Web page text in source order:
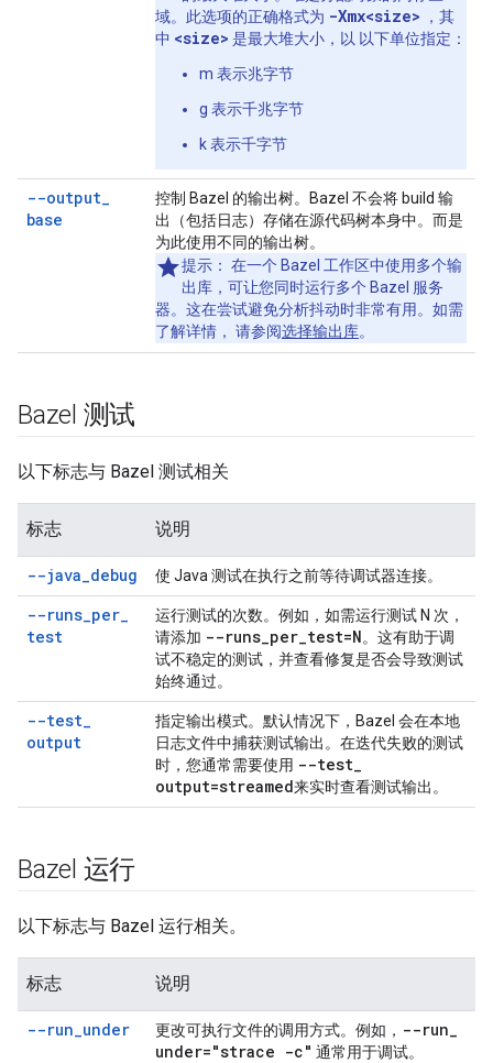
域。此选项的正确格式为 -Xmx<size> ，其
中 <size> 是最大堆大小，以 以下单位指定：
m 表示兆字节
g 表示千兆字节
k 表示千字节
--output_
base
控制 Bazel 的输出树。Bazel 不会将 build 输
出（包括日志）存储在源代码树本身中。而是
为此使用不同的输出树。
提示 ： 在一个 Bazel 工作区中使用多个输
出库，可让您同时运行多个 Bazel 服务
器。这在尝试避免分析抖动时非常有用。如需
了解详情， 请参阅选择输出库。
Bazel 测试
以下标志与 Bazel 测试相关
标志 说明
--java_debug 使 Java 测试在执行之前等待调试器连接。
--runs_per_
test
运行测试的次数。例如，如需运行测试 N 次，
请添加 --runs_per_test=N。这有助于调
试不稳定的测试，并查看修复是否会导致测试
始终通过。
--test_
output
指定输出模式。默认情况下，Bazel 会在本地
日志文件中捕获测试输出。在迭代失败的测试
时，您通常需要使用 --test_
output=streamed来实时查看测试输出。
Bazel 运行
以下标志与 Bazel 运行相关。
标志 说明
--run_under 更改可执行文件的调用方式。例如， --run_
under="strace -c" 通常用于调试。